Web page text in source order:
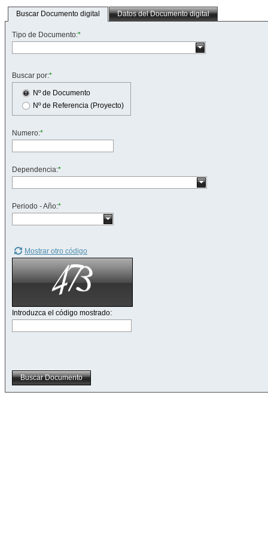
Buscar Documento digital Datos del Documento digital
Tipo de Documento:*
Buscar por:*
Nº de Documento
Nº de Referencia (Proyecto)
Numero:*
Dependencia:*
Periodo - Año:*
Mostrar otro código
Introduzca el código mostrado:
Buscar Documento